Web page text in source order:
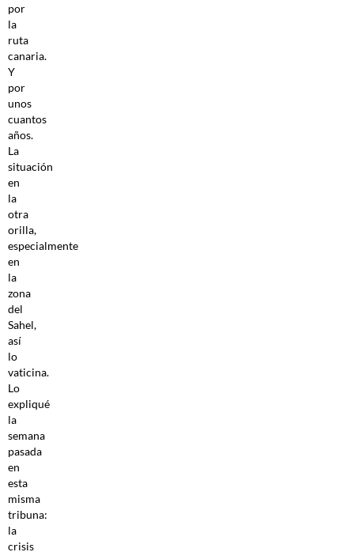
por
la
ruta
canaria.
Y
por
unos
cuantos
años.
La
situación
en
la
otra
orilla,
especialmente
en
la
zona
del
Sahel,
así
lo
vaticina.
Lo
expliqué
la
semana
pasada
en
esta
misma
tribuna:
la
crisis